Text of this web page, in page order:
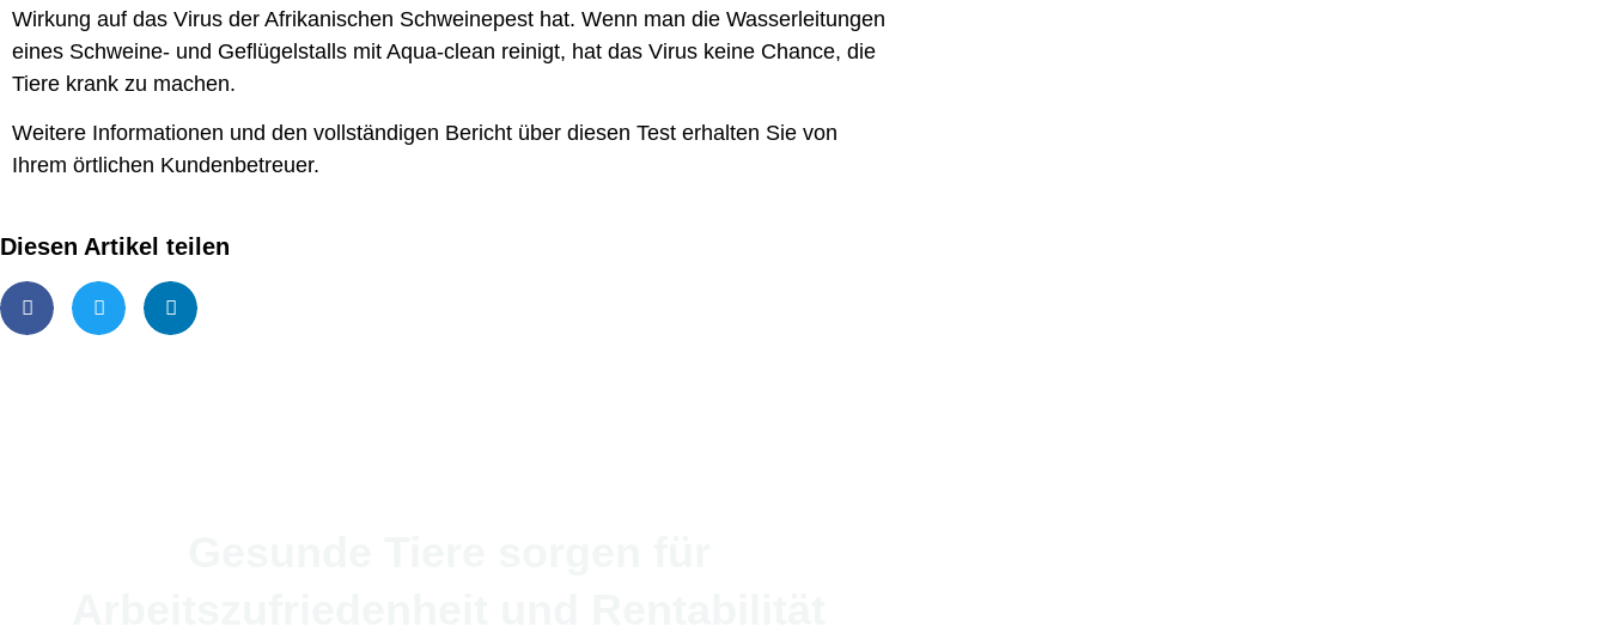
Wirkung auf das Virus der Afrikanischen Schweinepest hat. Wenn man die Wasserleitungen
eines Schweine- und Geflügelstalls mit Aqua-clean reinigt, hat das Virus keine Chance, die
Tiere krank zu machen.
Weitere Informationen und den vollständigen Bericht über diesen Test erhalten Sie von
Ihrem örtlichen Kundenbetreuer.
Diesen Artikel teilen